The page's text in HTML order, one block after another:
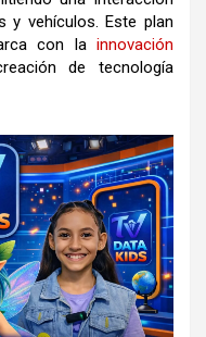
y vehículos. Este plan
con la innovación
de tecnología